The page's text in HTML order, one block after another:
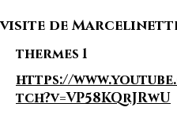
visite de
thermes 1
https://
tch?v=VP58KQrJRwU